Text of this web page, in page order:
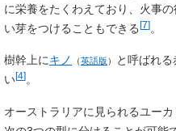
に栄養をたくわえており、火事
い芽をつけることもできる[7]。
樹幹上にキノ （英語版 ） と呼ばれ
い[4]。
オーストラリアに見られるユーカ